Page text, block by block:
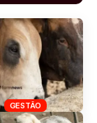
GESTÃO